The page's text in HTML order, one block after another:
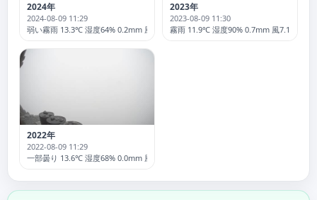
2024年
2024-08-09 11:29
弱い霧雨 13.3℃ 湿度64% 0.2mm 風3.2 突風16.2km/h
2023年
2023-08-09 11:30
霧雨 11.9℃ 湿度90% 0.7mm 風7.1 突風
2022年
2022-08-09 11:29
一部曇り 13.6℃ 湿度68% 0.0mm 風14.5 突風65.2km/h